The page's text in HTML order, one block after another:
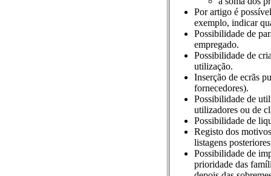
Por artigo é
exemplo, indicar
Possibilidade de
empregado.
Possibilidade de
utilização.
Inserção de ecrãs
fornecedores).
Possibilidade de
utilizadores ou de
Possibilidade de
Registo dos
listagens
Possibilidade de
prioridade das